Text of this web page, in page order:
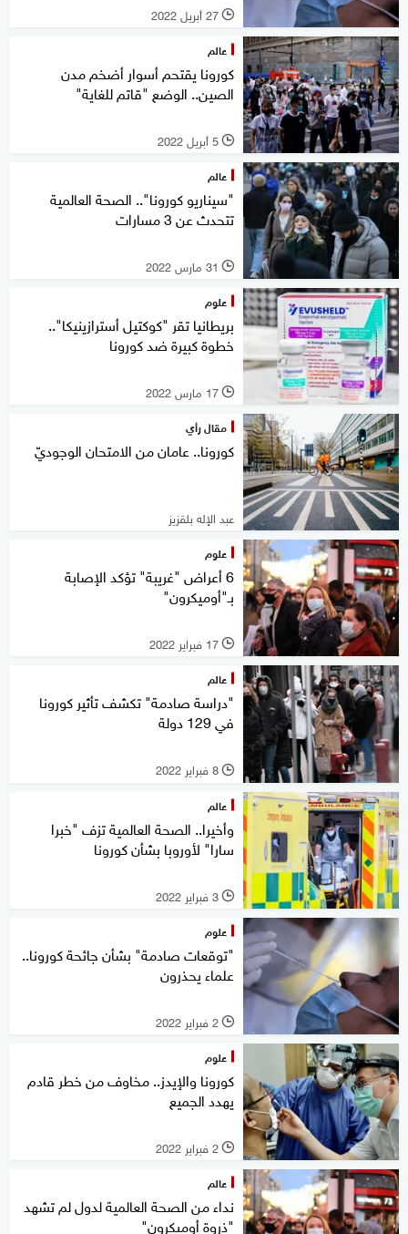
l 27 أبريل 2022
عالم
كورونا يقتحم أسوار أضخم مدن
الصين.. الوضع "قاتم للغاية"
l 5 أبريل 2022
عالم
"سيناريو كورونا".. الصحة العالمية
تتحدث عن 3 مسارات
l 31 مارس 2022
علوم
بريطانيا تقر "كوكتيل أسترازينيكا"..
خطوة كبيرة ضد كورونا
l 17 مارس 2022
مقال رأي
كورونا.. عامان من الامتحان الوجوديّ
عبد الإله بلقزيز
علوم
6 أعراض "غريبة" تؤكد الإصابة
بـ"أوميكرون"
l 17 فبراير 2022
عالم
"دراسة صادمة" تكشف تأثير كورونا
في 129 دولة
l 8 فبراير 2022
عالم
وأخيرا.. الصحة العالمية تزف "خبرا
سارا" لأوروبا بشأن كورونا
l 3 فبراير 2022
علوم
"توقعات صادمة" بشأن جائحة كورونا..
علماء يحذرون
l 2 فبراير 2022
علوم
كورونا والإيدز.. مخاوف من خطر قادم
يهدد الجميع
l 2 فبراير 2022
عالم
نداء من الصحة العالمية لدول لم تشهد
"ذروة أوميكرون"